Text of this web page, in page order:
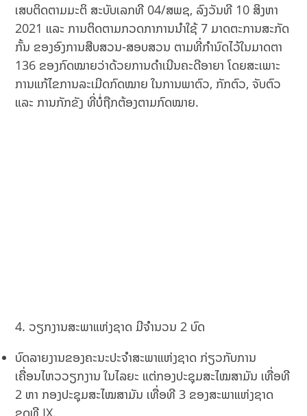
ເສບຕິດຕາມມະຕິ ສະບັບເລກທີ 04/ສພຊ, ລົງວັນທີ 10 ສິງຫາ
2021 ແລະ ການຕິດຕາມກວດກາການນໍາໃຊ້ 7 ມາດຕະການສະກັດ
ກັ້ນ ຂອງອົງການສືບສວນ-ສອບສວນ ຕາມທີ່ກໍານົດໄວ້ໃນມາດຕາ
136 ຂອງກົດໝາຍວ່າດ້ວຍການດໍາເນີນຄະດີອາຍາ ໂດຍສະເພາະ
ການແກ້ໄຂການລະເມີດກົດໝາຍ ໃນການພາຕົວ, ກັກຕົວ, ຈັບຕົວ
ແລະ ການກັກຂັງ ທີ່ບໍ່ຖືກຕ້ອງຕາມກົດໝາຍ.
4. ວຽກງານສະພາແຫ່ງຊາດ ມີຈໍານວນ 2 ບົດ
ບົດລາຍງານຂອງຄະນະປະຈໍາສະພາແຫ່ງຊາດ ກ່ຽວກັບການ
ເຄື່ອນໄຫວວຽກງານ ໃນໄລຍະ ແຕ່ກອງປະຊຸມສະໄໝສາມັນ ເທື່ອທີ
2 ຫາ ກອງປະຊຸມສະໄໝສາມັນ ເທື່ອທີ 3 ຂອງສະພາແຫ່ງຊາດ